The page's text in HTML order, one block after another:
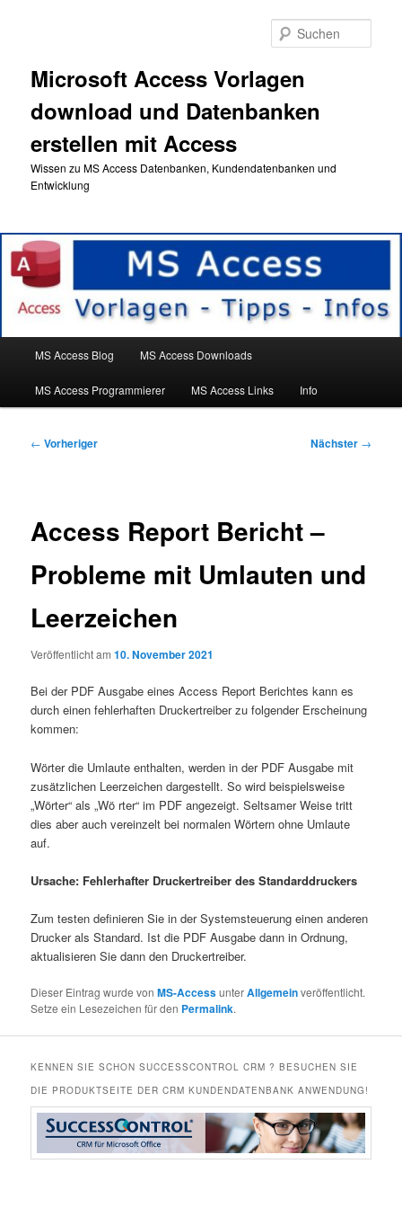
Microsoft Access Vorlagen
download und Datenbanken
erstellen mit Access
Wissen zu MS Access Datenbanken, Kundendatenbanken und
Entwicklung
MS Access Blog MS Access Downloads
MS Access Programmierer MS Access Links Info
Beitragsnavigation
← Vorheriger Nächster →
Access Report Bericht –
Probleme mit Umlauten und
Leerzeichen
Veröffentlicht am10. November 2021
Bei der PDF Ausgabe eines Access Report Berichtes kann es
durch einen fehlerhaften Druckertreiber zu folgender Erscheinung
kommen:
Wörter die Umlaute enthalten, werden in der PDF Ausgabe mit
zusätzlichen Leerzeichen dargestellt. So wird beispielsweise
„Wörter“ als „Wö rter“ im PDF angezeigt. Seltsamer Weise tritt
dies aber auch vereinzelt bei normalen Wörtern ohne Umlaute
auf.
Ursache: Fehlerhafter Druckertreiber des Standarddruckers
Zum testen definieren Sie in der Systemsteuerung einen anderen
Drucker als Standard. Ist die PDF Ausgabe dann in Ordnung,
aktualisieren Sie dann den Druckertreiber.
Dieser Eintrag wurde vonMS-AccessunterAllgemeinveröffentlicht.
Setze ein Lesezeichen für den Permalink.
KENNEN SIE SCHON SUCCESSCONTROL CRM ? BESUCHEN SIE
DIE PRODUKTSEITE DER CRM KUNDENDATENBANK ANWENDUNG!